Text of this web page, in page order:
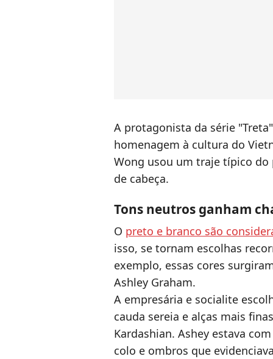
A protagonista da série
homenagem à cultura do
Wong usou um traje típico do
de cabeça.
Tons neutros ganham
O preto e branco são
isso, se tornam escolhas
exemplo, essas cores
Ashley Graham.
A empresária e socialite
cauda sereia e alças mais
Kardashian. Ashey estava
colo e ombros que